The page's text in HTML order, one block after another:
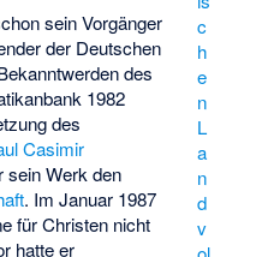
c
h
e
n
L
a
n
d
v
sein Vorgänger
der Deutschen
des
1982
des
Casimir
sein Werk den
. Im Januar 1987
für Christen nicht
hatte er